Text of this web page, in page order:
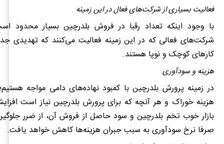
فعالیت بسیاری از شرکت‌های فعال در این زمینه
با وجود اینکه تعداد رقبا در فروش بلدرچین بسیار محدود
شرکت‌های فعالی که در این زمینه فعالیت می‌کنند که تهدیدی
کارهای کوچک و نوپا هستند.
هزینه و سودآوری
در زمینه پرورش بلدرچین‌ با کمبود نهاده‌های دامی مواجه
هزینه خوراک و هر آنچه که برای پرورش بلدرچین نیاز است
بازار خوب تخم بلدرچین و سود حاصل از فروش آن، از ضرر
صرفا نرخ سودآوری به‌ سبب جبران هزینه‌ها کاهش خواهد یافت.